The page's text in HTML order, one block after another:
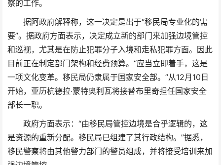
察的工作。
据阿政府解释称，这一决定是出于“移民局专业化的需
要”。据政府方面表示，决定成立新的部门来加强边境管控
和巡视，尤其是在防止犯罪分子入境和走私犯罪方面。因此
目前正在制定部门架构和经费预算。“应当立即着手，这是
一项文化变革。移民局仍隶属于国家安全部。”从12月10日
开始，亚历杭德拉·蒙特奥利瓦将接替布里奇担任国家安全
部长一职。
政府方面表示：“由移民局管控边境是合乎逻辑的，这
是资源的重新分配。移民局已组建了其行政结构。”据悉，
移民警察将由其他警力部门的警员组成，并将接受培训来加